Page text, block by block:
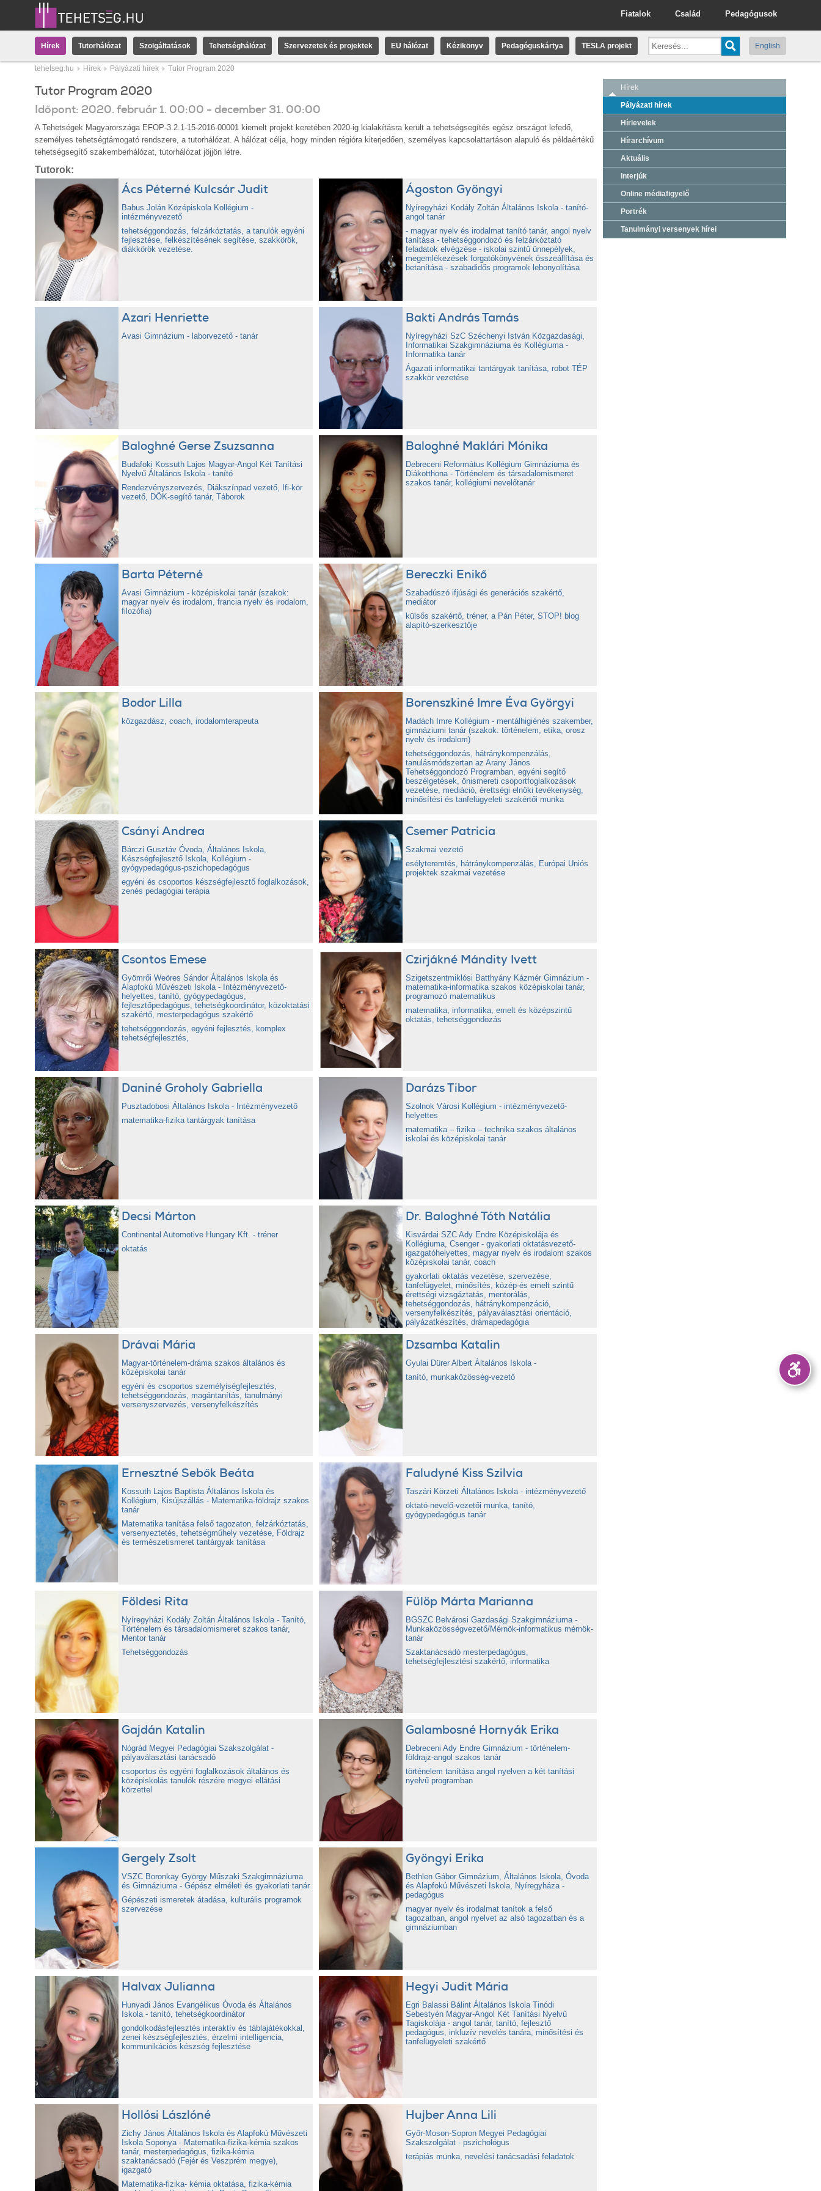
Pedagógusok
Család
Fiatalok
Hírek Tutorhálózat Szolgáltatások Tehetséghálózat Szervezetek és projektek EU hálózat Kézikönyv Pedagóguskártya TESLA projekt English
tehetseg.hu Hírek Pályázati hírek Tutor Program 2020
Tutor Program 2020
Időpont: 2020. február 1. 00:00 - december 31. 00:00
A Tehetségek Magyarországa EFOP-3.2.1-15-2016-00001 kiemelt projekt keretében 2020-ig kialakításra került a tehetségsegítés egész országot lefedő,
személyes tehetségtámogató rendszere, a tutorhálózat. A hálózat célja, hogy minden régióra kiterjedően, személyes kapcsolattartáson alapuló és példaértékű
tehetségsegítő szakemberhálózat, tutorhálózat jöjjön létre.
Tutorok:
Ács Péterné Kulcsár Judit
Babus Jolán Középiskola Kollégium -
intézményvezető
tehetséggondozás, felzárkóztatás, a tanulók egyéni
fejlesztése, felkészítésének segítése, szakkörök,
diákkörök vezetése.
Ágoston Gyöngyi
Nyíregyházi Kodály Zoltán Általános Iskola - tanító-
angol tanár
- magyar nyelv és irodalmat tanító tanár, angol nyelv
tanítása - tehetséggondozó és felzárkóztató
feladatok elvégzése - iskolai szintű ünnepélyek,
megemlékezések forgatókönyvének összeállítása és
betanítása - szabadidős programok lebonyolítása
Azari Henriette
Avasi Gimnázium - laborvezető - tanár
Bakti András Tamás
Nyíregyházi SzC Széchenyi István Közgazdasági,
Informatikai Szakgimnáziuma és Kollégiuma -
Informatika tanár
Ágazati informatikai tantárgyak tanítása, robot TÉP
szakkör vezetése
Baloghné Gerse Zsuzsanna
Budafoki Kossuth Lajos Magyar-Angol Két Tanítási
Nyelvű Általános Iskola - tanító
Rendezvényszervezés, Diákszínpad vezető, Ifi-kör
vezető, DÖK-segítő tanár, Táborok
Baloghné Maklári Mónika
Debreceni Református Kollégium Gimnáziuma és
Diákotthona - Történelem és társadalomismeret
szakos tanár, kollégiumi nevelőtanár
Barta Péterné
Avasi Gimnázium - középiskolai tanár (szakok:
magyar nyelv és irodalom, francia nyelv és irodalom,
filozófia)
Bereczki Enikő
Szabadúszó ifjúsági és generációs szakértő,
mediátor
külsős szakértő, tréner, a Pán Péter, STOP! blog
alapító-szerkesztője
Bodor Lilla
közgazdász, coach, irodalomterapeuta
Borenszkiné Imre Éva Györgyi
Madách Imre Kollégium - mentálhigiénés szakember,
gimnáziumi tanár (szakok: történelem, etika, orosz
nyelv és irodalom)
tehetséggondozás, hátránykompenzálás,
tanulásmódszertan az Arany János
Tehetséggondozó Programban, egyéni segítő
beszélgetések, önismereti csoportfoglalkozások
vezetése, mediáció, érettségi elnöki tevékenység,
minősítési és tanfelügyeleti szakértői munka
Csányi Andrea
Bárczi Gusztáv Óvoda, Általános Iskola,
Készségfejlesztő Iskola, Kollégium -
gyógypedagógus-pszichopedagógus
egyéni és csoportos készségfejlesztő foglalkozások,
zenés pedagógiai terápia
Csemer Patricia
Szakmai vezető
esélyteremtés, hátránykompenzálás, Európai Uniós
projektek szakmai vezetése
Csontos Emese
Gyömrői Weöres Sándor Általános Iskola és
Alapfokú Művészeti Iskola - Intézményvezető-
helyettes, tanító, gyógypedagógus,
fejlesztőpedagógus, tehetségkoordinátor, közoktatási
szakértő, mesterpedagógus szakértő
tehetséggondozás, egyéni fejlesztés, komplex
tehetségfejlesztés,
Czirjákné Mándity Ivett
Szigetszentmiklósi Batthyány Kázmér Gimnázium -
matematika-informatika szakos középiskolai tanár,
programozó matematikus
matematika, informatika, emelt és középszintű
oktatás, tehetséggondozás
Daniné Groholy Gabriella
Pusztadobosi Általános Iskola - Intézményvezető
matematika-fizika tantárgyak tanítása
Darázs Tibor
Szolnok Városi Kollégium - intézményvezető-
helyettes
matematika – fizika – technika szakos általános
iskolai és középiskolai tanár
Decsi Márton
Continental Automotive Hungary Kft. - tréner
oktatás
Dr. Baloghné Tóth Natália
Kisvárdai SZC Ady Endre Középiskolája és
Kollégiuma, Csenger - gyakorlati oktatásvezető-
igazgatóhelyettes, magyar nyelv és irodalom szakos
középiskolai tanár, coach
gyakorlati oktatás vezetése, szervezése,
tanfelügyelet, minősítés, közép-és emelt szintű
érettségi vizsgáztatás, mentorálás,
tehetséggondozás, hátránykompenzáció,
versenyfelkészítés, pályaválasztási orientáció,
pályázatkészítés, drámapedagógia
Drávai Mária
Magyar-történelem-dráma szakos általános és
középiskolai tanár
egyéni és csoportos személyiségfejlesztés,
tehetséggondozás, magántanítás, tanulmányi
versenyszervezés, versenyfelkészítés
Dzsamba Katalin
Gyulai Dürer Albert Általános Iskola -
tanító, munkaközösség-vezető
Ernesztné Sebők Beáta
Kossuth Lajos Baptista Általános Iskola és
Kollégium, Kisújszállás - Matematika-földrajz szakos
tanár
Matematika tanítása felső tagozaton, felzárkóztatás,
versenyeztetés, tehetségműhely vezetése, Földrajz
és természetismeret tantárgyak tanítása
Faludyné Kiss Szilvia
Taszári Körzeti Általános Iskola - intézményvezető
oktató-nevelő-vezetői munka, tanító,
gyógypedagógus tanár
Földesi Rita
Nyíregyházi Kodály Zoltán Általános Iskola - Tanító,
Történelem és társadalomismeret szakos tanár,
Mentor tanár
Tehetséggondozás
Fülöp Márta Marianna
BGSZC Belvárosi Gazdasági Szakgimnáziuma -
Munkaközösségvezető/Mérnök-informatikus mérnök-
tanár
Szaktanácsadó mesterpedagógus,
tehetségfejlesztési szakértő, informatika
Gajdán Katalin
Nógrád Megyei Pedagógiai Szakszolgálat -
pályaválasztási tanácsadó
csoportos és egyéni foglalkozások általános és
középiskolás tanulók részére megyei ellátási
körzettel
Galambosné Hornyák Erika
Debreceni Ady Endre Gimnázium - történelem-
földrajz-angol szakos tanár
történelem tanítása angol nyelven a két tanítási
nyelvű programban
Gergely Zsolt
VSZC Boronkay György Műszaki Szakgimnáziuma
és Gimnáziuma - Gépész elméleti és gyakorlati tanár
Gépészeti ismeretek átadása, kulturális programok
szervezése
Gyöngyi Erika
Bethlen Gábor Gimnázium, Általános Iskola, Óvoda
és Alapfokú Művészeti Iskola, Nyíregyháza -
pedagógus
magyar nyelv és irodalmat tanítok a felső
tagozatban, angol nyelvet az alsó tagozatban és a
gimnáziumban
Halvax Julianna
Hunyadi János Evangélikus Óvoda és Általános
Iskola - tanító, tehetségkoordinátor
gondolkodásfejlesztés interaktív és táblajátékokkal,
zenei készségfejlesztés, érzelmi intelligencia,
kommunikációs készség fejlesztése
Hegyi Judit Mária
Egri Balassi Bálint Általános Iskola Tinódi
Sebestyén Magyar-Angol Két Tanítási Nyelvű
Tagiskolája - angol tanár, tanító, fejlesztő
pedagógus, inkluzív nevelés tanára, minősítési és
tanfelügyeleti szakértő
Hollósi Lászlóné
Zichy János Általános Iskola és Alapfokú Művészeti
Iskola Soponya - Matematika-fizika-kémia szakos
tanár, mesterpedagógus, fizika-kémia
szaktanácsadó (Fejér és Veszprém megye),
igazgató
Matematika-fizika- kémia oktatása, fizika-kémia
Hujber Anna Lili
Győr-Moson-Sopron Megyei Pedagógiai
Szakszolgálat - pszichológus
terápiás munka, nevelési tanácsadási feladatok
Hírek
Pályázati hírek
Hírlevelek
Hírarchívum
Aktuális
Interjúk
Online médiafigyelő
Portrék
Tanulmányi versenyek hírei